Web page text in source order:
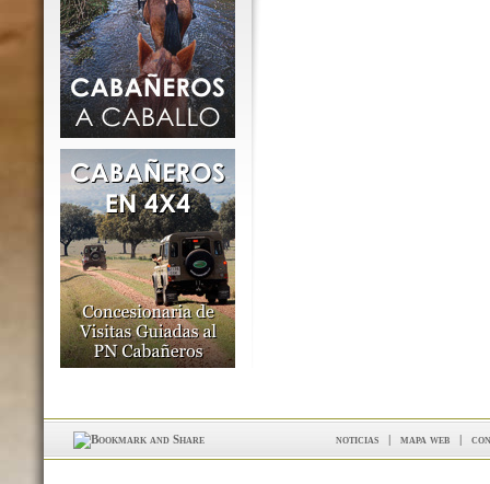
noticias | mapa web |